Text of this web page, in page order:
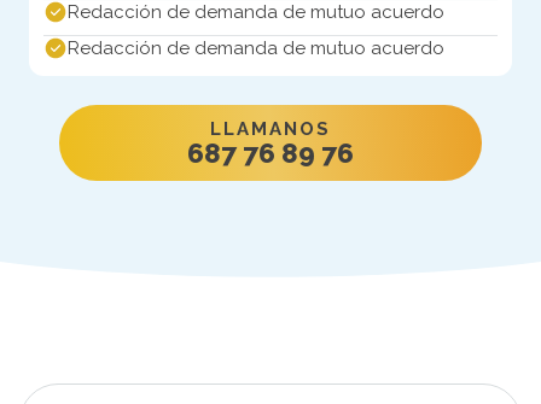
Redacción de demanda de mutuo acuerdo
Redacción de demanda de mutuo acuerdo
LLAMANOS
687 76 89 76